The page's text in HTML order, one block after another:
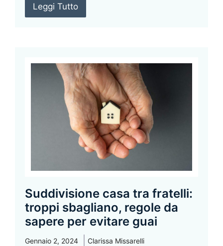
Leggi Tutto
Suddivisione casa tra fratelli:
troppi sbagliano, regole da
sapere per evitare guai
Gennaio 2, 2024 Clarissa Missarelli